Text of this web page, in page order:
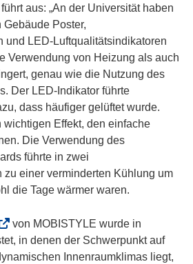
n
e
t
i
n
n
e
u
e
m
F
e
s
t
e
aus: „An der Universität haben
Poster,
und LED-Luftqualitätsindikatoren
Verwendung von Heizung als auch
genau wie die Nutzung des
Der LED-Indikator führte
dass häufiger gelüftet wurde.
wichtigen Effekt, den einfache
Die Verwendung des
führte in zwei
zu einer verminderten Kühlung um
die Tage wärmer waren.
von MOBISTYLE wurde in
in denen der Schwerpunkt auf
Innenraumklimas liegt,